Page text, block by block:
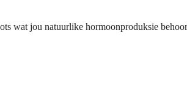
wat jou natuurlike hormoonproduksie